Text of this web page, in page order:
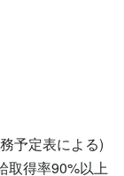
予定表による)
取得率90%以上